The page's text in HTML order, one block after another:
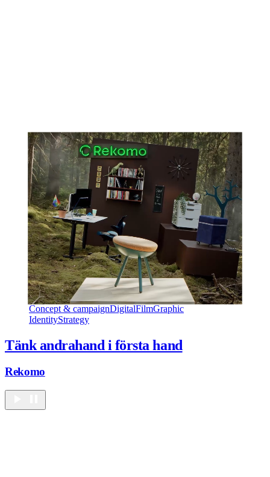
Concept & campaignDigitalFilmGraphic
IdentityStrategy
Tänk andrahand i första hand
Rekomo